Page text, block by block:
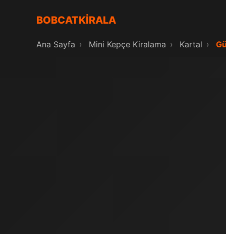
BOBCATKİRALA
Ana Sayfa › Mini Kepçe Kiralama › Kartal ›